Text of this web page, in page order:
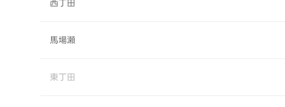
西丁田
馬場瀬
東丁田